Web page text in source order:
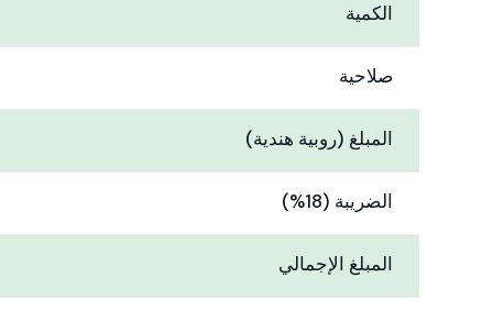
الكمية
صلاحية
المبلغ (روبية هندية)
الضريبة (18%)
المبلغ الإجمالي